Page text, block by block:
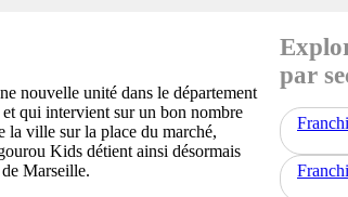
nouvelle unité dans le département
qui intervient sur un bon nombre
la ville sur la place du marché,
Kids détient ainsi désormais
Marseille.
par